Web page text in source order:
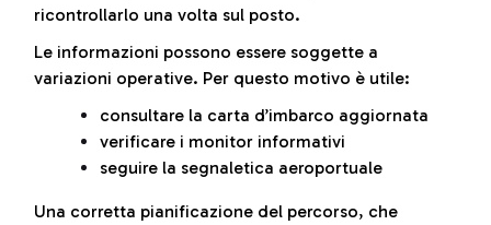
ricontrollarlo una volta sul posto.
Le informazioni possono essere soggette a
variazioni operative. Per questo motivo è utile:
consultare la carta d’imbarco aggiornata
verificare i monitor informativi
seguire la segnaletica aeroportuale
Una corretta pianificazione del percorso, che